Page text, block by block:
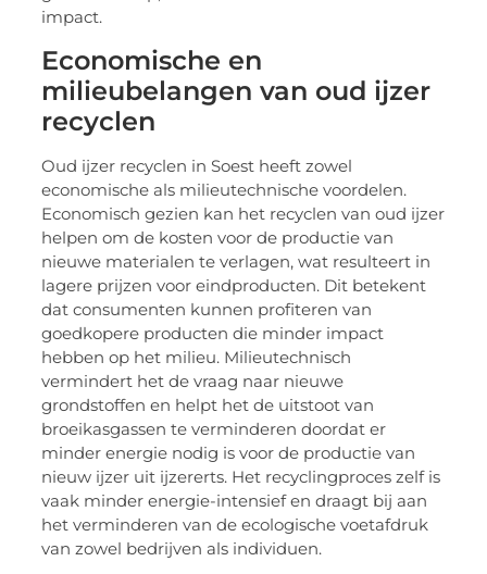
impact.
Economische en
milieubelangen van oud ijzer
recyclen
Oud ijzer recyclen in Soest heeft zowel
economische als milieutechnische voordelen.
Economisch gezien kan het recyclen van oud ijzer
helpen om de kosten voor de productie van
nieuwe materialen te verlagen, wat resulteert in
lagere prijzen voor eindproducten. Dit betekent
dat consumenten kunnen profiteren van
goedkopere producten die minder impact
hebben op het milieu. Milieutechnisch
vermindert het de vraag naar nieuwe
grondstoffen en helpt het de uitstoot van
broeikasgassen te verminderen doordat er
minder energie nodig is voor de productie van
nieuw ijzer uit ijzererts. Het recyclingproces zelf is
vaak minder energie-intensief en draagt bij aan
het verminderen van de ecologische voetafdruk
van zowel bedrijven als individuen.